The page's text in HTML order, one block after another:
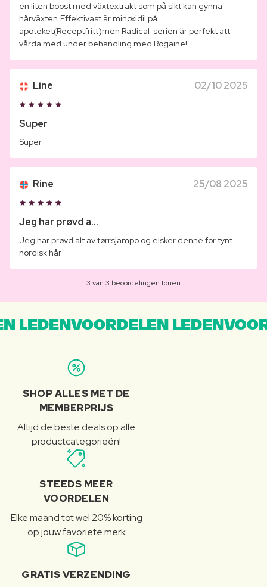
en liten boost med växtextrakt som på sikt kan gynna
hårväxten.Effektivast är minoxidil på
apoteket(Receptfritt)men Radical-serien är perfekt att
vårda med under behandling med Rogaine!
Line 02/10 2025
Super
Super
Rine 25/08 2025
Jeg har prøvd a...
Jeg har prøvd alt av tørrsjampo og elsker denne for tynt
nordisk hår
3 van 3 beoordelingen tonen
LEDENVOORDELEN
SHOP ALLES MET DE
MEMBERPRIJS
Altijd de beste deals op alle
productcategorieën!
STEEDS MEER
VOORDELEN
Elke maand tot wel 20% korting
op jouw favoriete merk
GRATIS VERZENDING